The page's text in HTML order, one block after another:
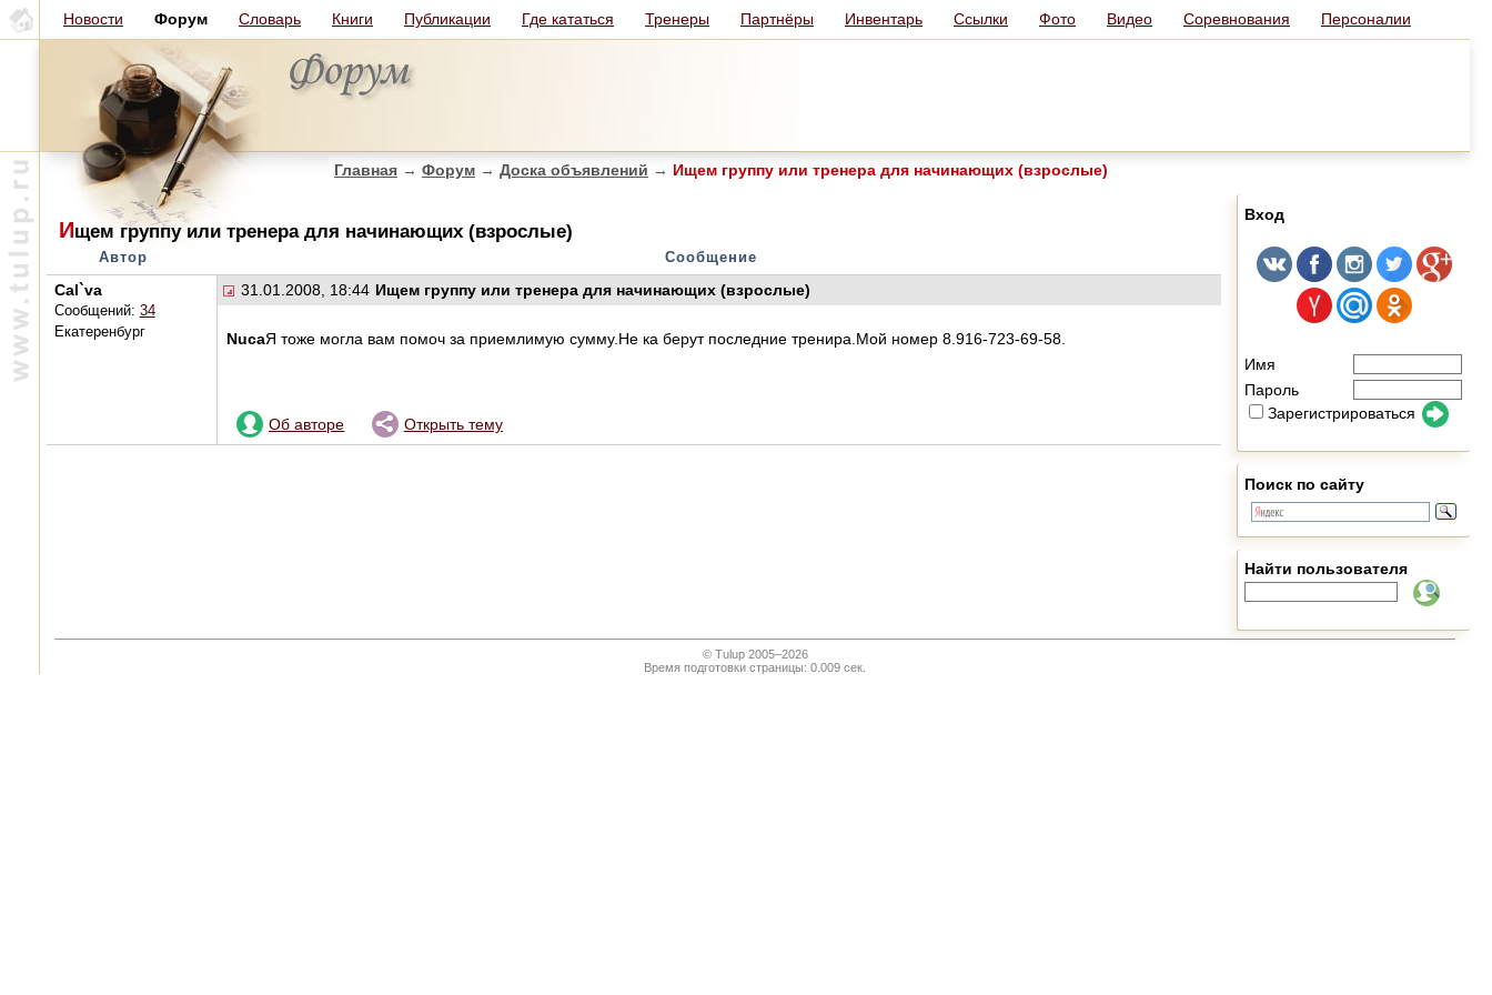
Новости Форум Словарь Книги Публикации Где кататься Тренеры Партнёры Инвентарь Ссылки Фото Видео Соревнования Персоналии
Главная → Форум → Доска объявлений → Ищем группу или тренера для начинающих (взрослые)
Ищем группу или тренера для начинающих (взрослые)
Автор Сообщение
Cal`va
Сообщений: 34
Екатеренбург
31.01.2008, 18:44 Ищем группу или тренера для начинающих (взрослые)
NucaЯ тоже могла вам помоч за приемлимую сумму.Не ка берут последние тренира.Мой номер 8.916-723-69-58.
Об авторе Открыть тему
Вход
Имя
Пароль
Зарегистрироваться
Поиск по сайту
Найти пользователя
© Tulup 2005–2026
Время подготовки страницы: 0.009 сек.